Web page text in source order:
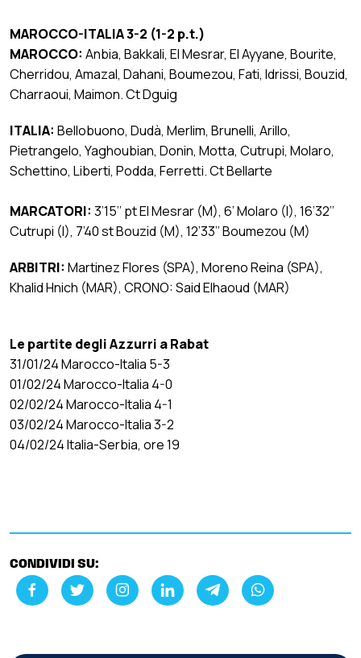
MAROCCO-ITALIA 3-2 (1-2 p.t.)
MAROCCO: Anbia, Bakkali, El Mesrar, El Ayyane, Bourite,
Cherridou, Amazal, Dahani, Boumezou, Fati, Idrissi, Bouzid,
Charraoui, Maimon. Ct Dguig
ITALIA: Bellobuono, Dudà, Merlim, Brunelli, Arillo,
Pietrangelo, Yaghoubian, Donin, Motta, Cutrupi, Molaro,
Schettino, Liberti, Podda, Ferretti. Ct Bellarte
MARCATORI: 3’15’’ pt El Mesrar (M), 6’ Molaro (I), 16’32’’
Cutrupi (I), 7’40 st Bouzid (M), 12’33’’ Boumezou (M)
ARBITRI: Martinez Flores (SPA), Moreno Reina (SPA),
Khalid Hnich (MAR), CRONO: Said Elhaoud (MAR)
Le partite degli Azzurri a Rabat
31/01/24 Marocco-Italia 5-3
01/02/24 Marocco-Italia 4-0
02/02/24 Marocco-Italia 4-1
03/02/24 Marocco-Italia 3-2
04/02/24 Italia-Serbia, ore 19
CONDIVIDI SU: